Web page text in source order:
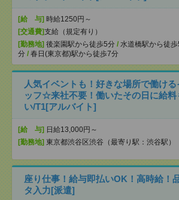
[給 与] 時給1250円～
[交通費]支給（規定有り）
[勤務地] 後楽園駅から徒歩5分 / 水道橋駅から徒歩
分 / 春日(東京都)駅から徒歩7分
人気イベントも！好きな場所で働ける
ッフ☆来社不要！働いたその日に給料
い/T1[アルバイト]
[給 与] 日給13,000円～
[勤務地] 東京都渋谷区渋谷（最寄り駅：渋谷駅）
座り仕事！給与即払いOK！高時給！
タ入力[派遣]